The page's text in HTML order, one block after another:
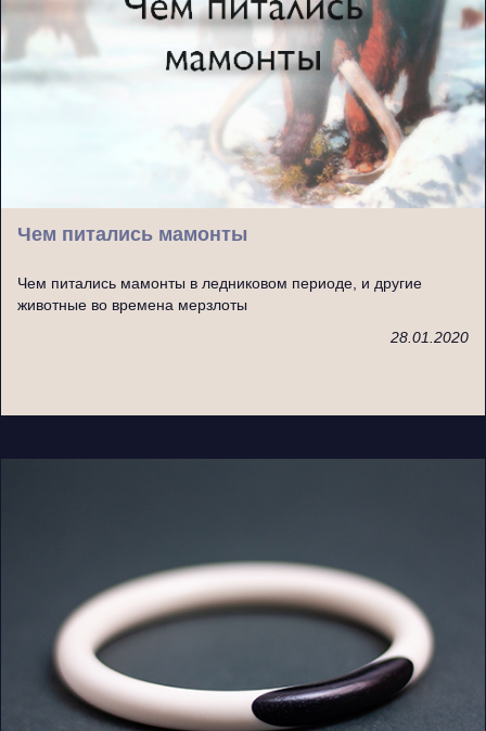
Чем питались мамонты
Чем питались мамонты в ледниковом периоде, и другие
животные во времена мерзлоты
28.01.2020